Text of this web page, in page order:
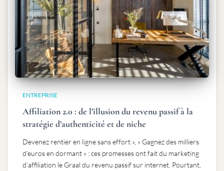
ENTREPRISE
Affiliation 2.0 : de l’illusion du revenu passif à la
stratégie d’authenticité et de niche
Devenez rentier en ligne sans effort », « Gagnez des milliers
d’euros en dormant » : ces promesses ont fait du marketing
d’affiliation le Graal du revenu passif sur internet. Pourtant,